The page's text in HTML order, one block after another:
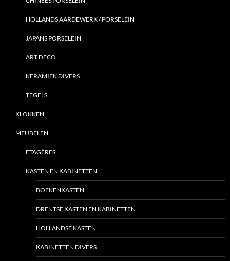
HOLLANDS AARDEWERK / PORSELEIN
JAPANS PORSELEIN
ART DECO
KERAMIEK DIVERS
TEGELS
KLOKKEN
MEUBELEN
ETAGÈRES
KASTEN EN KABINETTEN
BOEKENKASTEN
DRENTSE KASTEN EN KABINETTEN
HOLLANDSE KASTEN
KABINETTEN DIVERS